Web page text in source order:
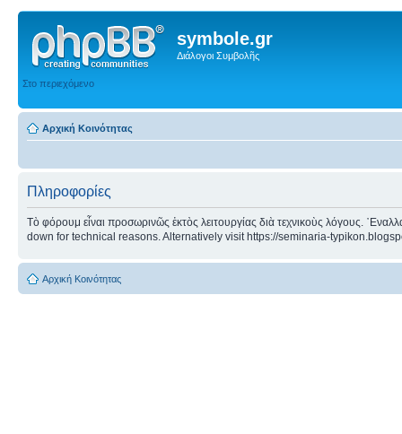
symbole.gr
Διάλογοι Συμβολῆς
Στο περιεχόμενο
Αρχική Κοινότητας
Πληροφορίες
Τὸ φόρουμ εἶναι προσωρινῶς ἐκτὸς λειτουργίας διὰ τεχνικοὺς λόγους.
down for technical reasons. Alternatively visit https://seminaria-
Αρχική Κοινότητας